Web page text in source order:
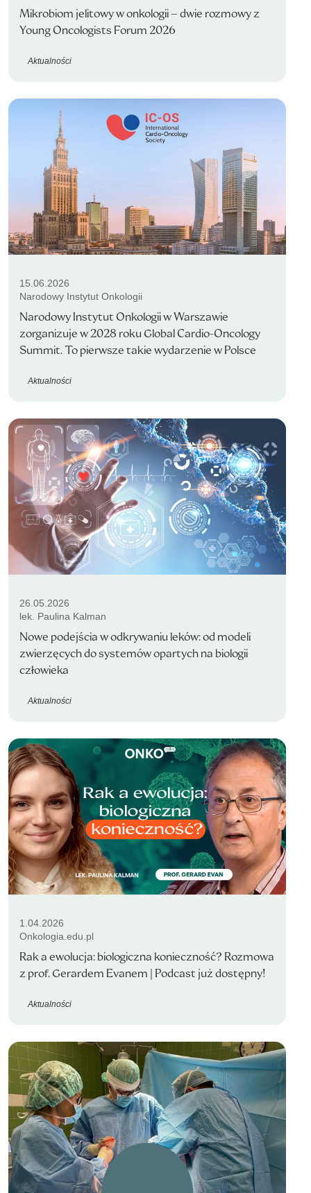
Mikrobiom jelitowy w onkologii – dwie rozmowy z
Young Oncologists Forum 2026
Aktualności
15.06.2026
Narodowy Instytut Onkologii
Narodowy Instytut Onkologii w Warszawie
zorganizuje w 2028 roku Global Cardio-Oncology
Summit. To pierwsze takie wydarzenie w Polsce
Aktualności
26.05.2026
lek. Paulina Kalman
Nowe podejścia w odkrywaniu leków: od modeli
zwierzęcych do systemów opartych na biologii
człowieka
Aktualności
1.04.2026
Onkologia.edu.pl
Rak a ewolucja: biologiczna konieczność? Rozmowa
z prof. Gerardem Evanem | Podcast już dostępny!
Aktualności